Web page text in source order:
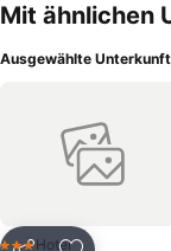
beim Betreten der
sodass das Interieur
vollklimatisierte
verdient!
Mit ähnlichen
Ausgewählte Unterkunft
Hotel